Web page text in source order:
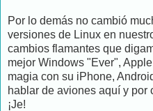
Por lo demás no cambió
versiones de Linux en
cambios flamantes que
mejor Windows "Ever",
magia con su iPhone,
hablar de aviones aquí y por
¡Je!